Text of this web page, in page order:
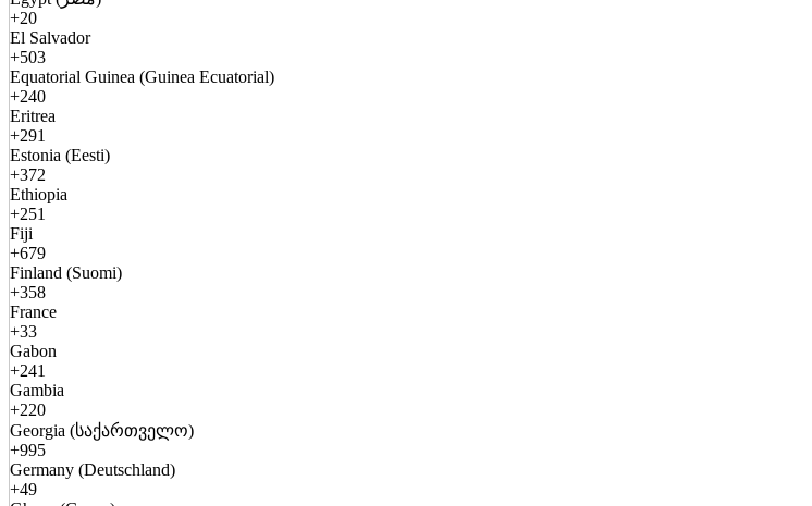
+20
El Salvador
+503
Equatorial Guinea (Guinea Ecuatorial)
+240
Eritrea
+291
Estonia (Eesti)
+372
Ethiopia
+251
Fiji
+679
Finland (Suomi)
+358
France
+33
Gabon
+241
Gambia
+220
Georgia (საქართველო)
+995
Germany (Deutschland)
+49